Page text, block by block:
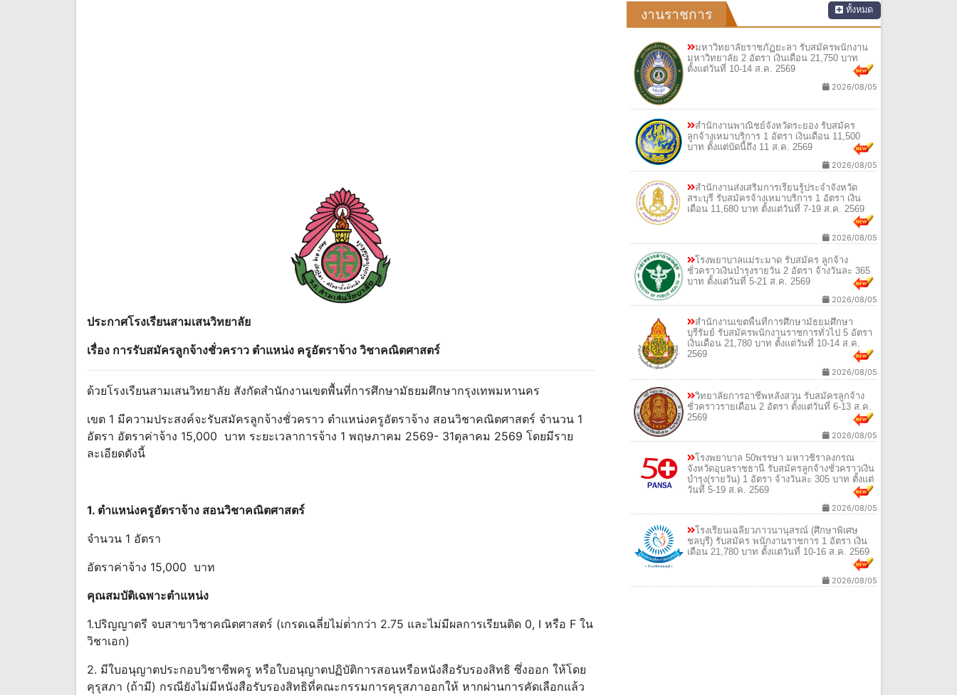
ประกาศโรงเรียนสามเสนวิทยาลัย
เรื่อง การรับสมัครลูกจ้างชั่วคราว ตําแหน่ง ครูอัตราจ้าง วิชาคณิตศาสตร์
ด้วยโรงเรียนสามเสนวิทยาลัย สังกัดสํานักงานเขตพื้นที่การศึกษามัธยมศึกษากรุงเทพมหานคร
เขต 1 มีความประสงค์จะรับสมัครลูกจ้างชั่วคราว ตําแหน่งครูอัตราจ้าง สอนวิชาคณิตศาสตร์ จํานวน 1
อัตรา อัตราค่าจ้าง 15,000 บาท ระยะเวลาการจ้าง 1 พฤษภาคม 2569- 31ตุลาคม 2569 โดยมีราย
ละเอียดดังนี้
1. ตําแหน่งครูอัตราจ้าง สอนวิชาคณิตศาสตร์
จํานวน 1 อัตรา
อัตราค่าจ้าง 15,000 บาท
คุณสมบัติเฉพาะตําแหน่ง
1.ปริญญาตรี จบสาขาวิชาคณิตศาสตร์ (เกรดเฉลี่ยไม่ต่ํากว่า 2.75 และไม่มีผลการเรียนติด 0, I หรือ F ใน
วิชาเอก)
2. มีใบอนุญาตประกอบวิชาชีพครู หรือใบอนุญาตปฏิบัติการสอนหรือหนังสือรับรองสิทธิ ซึ่งออก ให้โดย
คุรุสภา (ถ้ามี) กรณียังไม่มีหนังสือรับรองสิทธิที่คณะกรรมการคุรุสภาออกให้ หากผ่านการคัดเลือกแล้ว
งานราชการ ทั้งหมด
มหาวิทยาลัยราชภัฏยะลา รับสมัครพนักงาน
มหาวิทยาลัย 2 อัตรา เงินเดือน 21,750 บาท
ตั้งแต่วันที่ 10-14 ส.ค. 2569
2026/08/05
สำนักงานพาณิชย์จังหวัดระยอง รับสมัคร
ลูกจ้างเหมาบริการ 1 อัตรา เงินเดือน 11,500
บาท ตั้งแต่บัดนี้ถึง 11 ส.ค. 2569
2026/08/05
สำนักงานส่งเสริมการเรียนรู้ประจำจังหวัด
สระบุรี รับสมัครจ้างเหมาบริการ 1 อัตรา เงิน
เดือน 11,680 บาท ตั้งแต่วันที่ 7-19 ส.ค. 2569
2026/08/05
โรงพยาบาลแม่ระมาด รับสมัคร ลูกจ้าง
ชั่วคราวเงินบำรุงรายวัน 2 อัตรา จ้างวันละ 365
บาท ตั้งแต่วันที่ 5-21 ส.ค. 2569
2026/08/05
สำนักงานเขตพื้นที่การศึกษามัธยมศึกษา
บุรีรัมย์ รับสมัครพนักงานราชการทั่วไป 5 อัตรา
เงินเดือน 21,780 บาท ตั้งแต่วันที่ 10-14 ส.ค.
2569
2026/08/05
วิทยาลัยการอาชีพหลังสวน รับสมัครลูกจ้าง
ชั่วคราวรายเดือน 2 อัตรา ตั้งแต่วันที่ 6-13 ส.ค.
2569
2026/08/05
โรงพยาบาล 50พรรษา มหาวชิราลงกรณ
จังหวัดอุบลราชธานี รับสมัครลูกจ้างชั่วคราวเงิน
บำรุง(รายวัน) 1 อัตรา จ้างวันละ 305 บาท ตั้งแต่
วันที่ 5-19 ส.ค. 2569
2026/08/05
โรงเรียนเฉลียวภาวนานุสรณ์ (ศึกษาพิเศษ
ชลบุรี) รับสมัคร พนักงานราชการ 1 อัตรา เงิน
เดือน 21,780 บาท ตั้งแต่วันที่ 10-16 ส.ค. 2569
2026/08/05